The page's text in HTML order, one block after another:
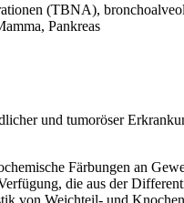
(TBNA),
Pankreas
und tumoröser
Färbungen an
die aus der
von Weichteil- und